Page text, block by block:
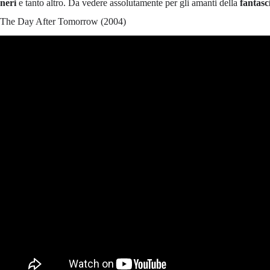
neri e tanto altro. Da vedere assolutamente per gli amanti della
The Day After Tomorrow (2004)